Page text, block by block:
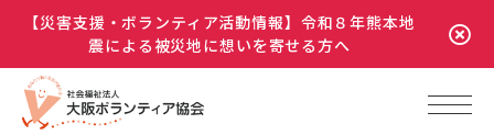
【災害支援・ボランティア活動情報】令和８年熊本地
震による被災地に想いを寄せる方へ